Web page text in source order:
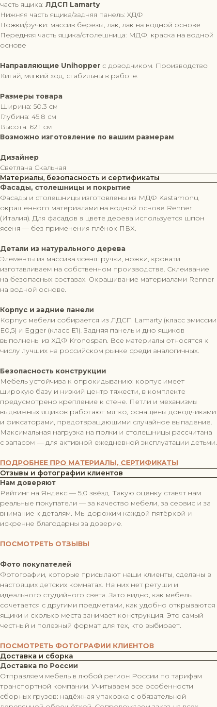
часть ящика: ЛДСП Lamarty
Нижняя часть ящика/задняя панель: ХДФ
Ножки/ручки: массив березы, лак, лак на водной основе
Передняя часть ящика/столешница: МДФ, краска на водной
основе
Направляющие Unihopper с доводчиком. Производство
Китай, мягкий ход, стабильны в работе.
Размеры товара
Ширина: 50.3 см
Глубина: 45.8 см
Высота: 62.1 см
Возможно изготовление по вашим размерам
Дизайнер
Светлана Скальная
Материалы, безопасность и сертификаты
Фасады, столешницы и покрытие
Фасады и столешницы изготовлены из МДФ Kastamonu,
окрашенного материалами на водной основе Renner
(Италия). Для фасадов в цвете дерева используется шпон
ясеня — без применения плёнок ПВХ.
Детали из натурального дерева
Элементы из массива ясеня: ручки, ножки, кровати
изготавливаем на собственном производстве. Склеивание
на безопасных составах. Окрашивание материалами Renner
на водной основе.
Корпус и задние панели
Корпус мебели собирается из ЛДСП Lamarty (класс эмиссии
Е0,5) и Egger (класс Е1). Задняя панель и дно ящиков
выполнены из ХДФ Kronospan. Все материалы относятся к
числу лучших на российском рынке среди аналогичных.
Безопасность конструкции
Мебель устойчива к опрокидыванию: корпус имеет
широкую базу и низкий центр тяжести, в комплекте
предусмотрено крепление к стене. Петли и механизмы
выдвижных ящиков работают мягко, оснащены доводчиками
и фиксаторами, предотвращающими случайное выпадение.
Максимальная нагрузка на полки и столешницы рассчитана
с запасом — для активной ежедневной эксплуатации детьми.
ПОДРОБНЕЕ ПРО МАТЕРИАЛЫ, СЕРТИФИКАТЫ
Отзывы и фотографии клиентов
Нам доверяют
Рейтинг на Яндекс — 5,0 звёзд. Такую оценку ставят нам
реальные покупатели — за качество мебели, за сервис и за
внимание к деталям. Мы дорожим каждой пятёркой и
искренне благодарны за доверие.
ПОСМОТРЕТЬ ОТЗЫВЫ
Фото покупателей
Фотографии, которые присылают наши клиенты, сделаны в
настоящих детских комнатах. На них нет ретуши и
идеального студийного света. Зато видно, как мебель
сочетается с другими предметами, как удобно открываются
ящики и сколько места занимает конструкция. Это самый
честный и полезный формат для тех, кто выбирает.
ПОСМОТРЕТЬ ФОТОГРАФИИ КЛИЕНТОВ
Доставка и сборка
Доставка по России
Отправляем мебель в любой регион России по тарифам
транспортной компании. Учитываем все особенности
сборных грузов: надёжная упаковка с обязательной